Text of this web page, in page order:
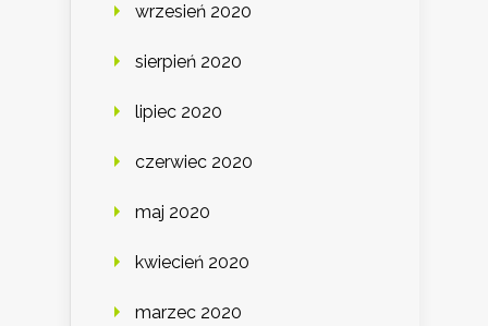
wrzesień 2020
sierpień 2020
lipiec 2020
czerwiec 2020
maj 2020
kwiecień 2020
marzec 2020